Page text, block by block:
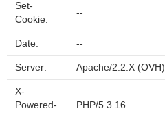
Set-
Cookie:
--
Date: --
Server: Apache/2.2.X (OVH)
X-
Powered-
PHP/5.3.16